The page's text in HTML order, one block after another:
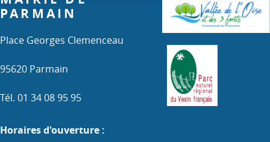
PARMAIN
Place Georges Clemenceau
95620 Parmain
Tél. 01 34 08 95 95
Horaires d'ouverture :